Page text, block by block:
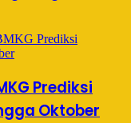
Prediksi
Oktober